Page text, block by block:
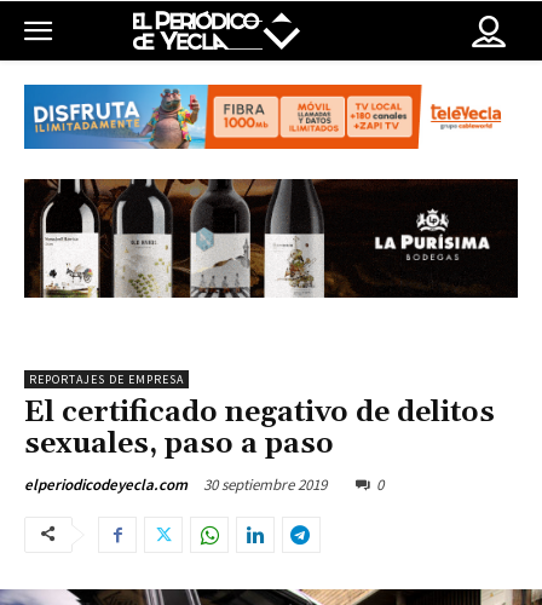
REPORTAJES DE EMPRESA
El certificado negativo de delitos
sexuales, paso a paso
elperiodicodeyecla.com 30 septiembre 2019 0